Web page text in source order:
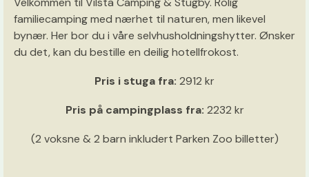
familiecamping med nærhet til naturen, men likevel
bynær. Her bor du i våre selvhusholdningshytter. Ønsker
du det, kan du bestille en deilig hotellfrokost.
Pris i stuga fra: 2912 kr
Pris på campingplass fra: 2232 kr
(2 voksne & 2 barn inkludert Parken Zoo billetter)